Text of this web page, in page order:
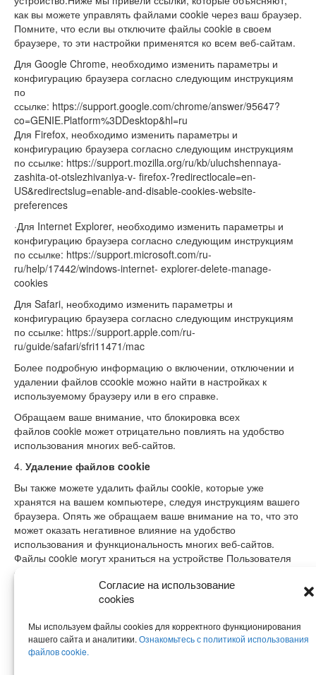
Согласие на использование
cookies
Мы используем файлы cookies для корректного функционирования
нашего сайта и аналитики. Ознакомьтесь с политикой использования
файлов cookie.
как вы можете управлять файлами cookie через ваш браузер.
Помните, что если вы отключите файлы cookie в своем
браузере, то эти настройки применятся ко всем веб-сайтам.
Для Google Chrome, необходимо изменить параметры и
конфигурацию браузера согласно следующим инструкциям
по
ссылке: https://support.google.com/chrome/answer/95647?
co=GENIE.Platform%3DDesktop&hl=ru
Для Firefox, необходимо изменить параметры и
конфигурацию браузера согласно следующим инструкциям
по ссылке: https://support.mozilla.org/ru/kb/uluchshennaya-
zashita-ot-otslezhivaniya-v- firefox-?redirectlocale=en-
US&redirectslug=enable-and-disable-cookies-website-
preferences
·Для Internet Explorer, необходимо изменить параметры и
конфигурацию браузера согласно следующим инструкциям
по ссылке: https://support.microsoft.com/ru-
ru/help/17442/windows-internet- explorer-delete-manage-
cookies
Для Safari, необходимо изменить параметры и
конфигурацию браузера согласно следующим инструкциям
по ссылке: https://support.apple.com/ru-
ru/guide/safari/sfri11471/mac
Более подробную информацию о включении, отключении и
удалении файлов ccookie можно найти в настройках к
используемому браузеру или в его справке.
Обращаем ваше внимание, что блокировка всех
файлов cookie может отрицательно повлиять на удобство
использования многих веб-сайтов.
4. Удаление файлов cookie
Вы также можете удалить файлы cookie, которые уже
хранятся на вашем компьютере, следуя инструкциям вашего
браузера. Опять же обращаем ваше внимание на то, что это
может оказать негативное влияние на удобство
использования и функциональность многих веб-сайтов.
Файлы cookie могут храниться на устройстве Пользователя
от нескольких часов до нескольких дней или лет, в
зависимости от типа загруженных/используемых файлов